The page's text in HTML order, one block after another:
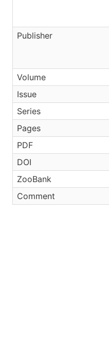
Publisher
Volume
Issue
Series
Pages
PDF
DOI
ZooBank
Comment